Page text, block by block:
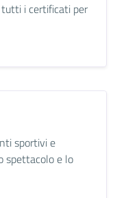
tutti i certificati per
sportivi e
spettacolo e lo